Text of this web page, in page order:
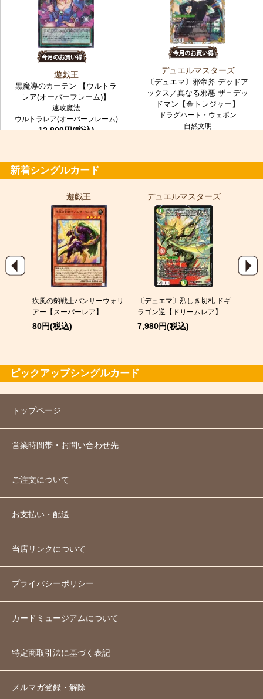
遊戯王
黒魔導のカーテン 【ウルトラ
レア(オーバーフレーム)】
速攻魔法
ウルトラレア(オーバーフレーム)
12,800円(税込)
デュエルマスターズ
〔デュエマ〕邪帝斧 デッドア
ックス／真なる邪悪 ザ＝デッ
ドマン【金トレジャー】
ドラグハート・ウェポン
自然文明
新着シングルカード
遊戯王
疾風の豹戦士パンサーウォリ
アー【スーパーレア】
80円(税込)
デュエルマスターズ
〔デュエマ〕烈しき切札 ドギ
ラゴン逆【ドリームレア】
7,980円(税込)
ピックアップシングルカード
トップページ
営業時間帯・お問い合わせ先
ご注文について
お支払い・配送
当店リンクについて
プライバシーポリシー
カードミュージアムについて
特定商取引法に基づく表記
メルマガ登録・解除